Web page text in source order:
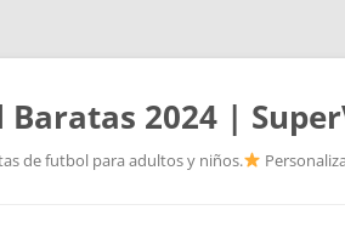
2024 |
de futbol para adultos y niños.